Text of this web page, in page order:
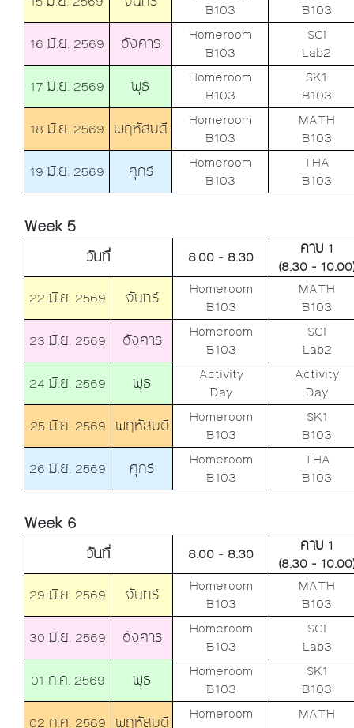
B103
B103
16 มิ.ย. 2569
อังคาร
Homeroom
B103
SCI
Lab2
17 มิ.ย. 2569
พุธ
Homeroom
B103
SK1
B103
18 มิ.ย. 2569 พฤหัสบดี
Homeroom
B103
MATH
B103
19 มิ.ย. 2569
ศุกร์
Homeroom
B103
THA
B103
Week 5
วันที่ 8.00 - 8.30
คาบ 1
(8.30 -
22 มิ.ย. 2569
จันทร์
Homeroom
B103
MATH
B103
23 มิ.ย. 2569
อังคาร
Homeroom
B103
SCI
Lab2
24 มิ.ย. 2569
พุธ
Activity
Day
Activity
Day
25 มิ.ย. 2569 พฤหัสบดี
Homeroom
B103
SK1
B103
26 มิ.ย. 2569
ศุกร์
Homeroom
B103
THA
B103
Week 6
วันที่ 8.00 - 8.30
คาบ 1
(8.30 -
29 มิ.ย. 2569
จันทร์
Homeroom
B103
MATH
B103
30 มิ.ย. 2569
อังคาร
Homeroom
B103
SCI
Lab3
01 ก.ค. 2569
พุธ
Homeroom
B103
SK1
B103
02 ก.ค. 2569 พฤหัสบดี
Homeroom
MATH